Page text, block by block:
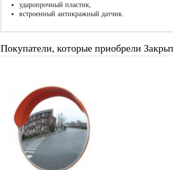
ударопрочный пластик,
встроенный антикражный датчик.
Покупатели, которые приобрели